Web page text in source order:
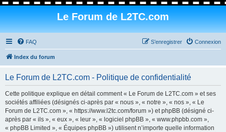
Le Forum de L2TC.com
FAQ Connexion
S’enregistrer
Index du forum
Le Forum de L2TC.com - Politique de confidentialité
Cette politique explique en détail comment « Le Forum de L2TC.com » et ses
sociétés affiliées (désignés ci-après par « nous », « notre », « nos », « Le
Forum de L2TC.com », « https://www.l2tc.com/forum ») et phpBB (désigné ci-
après par « ils », « eux », « leur », « logiciel phpBB », « www.phpbb.com »,
« phpBB Limited », « Équipes phpBB ») utilisent n’importe quelle information